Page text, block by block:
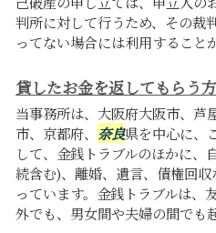
判所に対して行うため、その裁
ってない場合には利用すること
貸したお金を返してもらう
当事務所は、大阪府大阪市、芦
市、京都府、 奈良県を中心に、
して、金銭トラブルのほかに、
続含む)、離婚、遺言、債権回
っています。金銭トラブルは、
外でも、男女間や夫婦の間でも